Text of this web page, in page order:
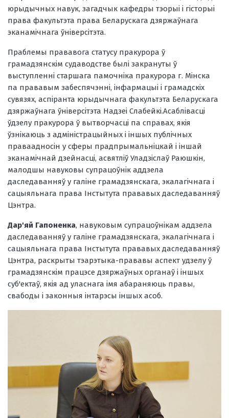
юрыдычных навук, загадчык кафедры тэорыі і гісторыі
права факультэта права Беларускага дзяржаўнага
эканамічнага ўніверсітэта.
Праблемы прававога статусу пракурора ў
грамадзянскім судаводстве былі закрануты ў
выступленні старшага памочніка пракурора г. Мінска
па прававым забеспячэнні, інфармацыі і грамадскіх
сувязях, аспіранта юрыдычнага факультэта Беларускага
дзяржаўнага ўніверсітэта Надзеі Слабейкі.Асаблівасці
ўдзелу пракурора ў вытворчасці па справах, якія
ўзнікаюць з адміністрацыйных і іншых публічных
праваадносін у сферы прадпрымальніцкай і іншай
эканамічнай дзейнасці, асвятліў Уладзіслаў Раюшкін,
малодшы навуковы супрацоўнік аддзела
даследаванняў у галіне грамадзянскага, экалагічнага і
сацыяльнага права Інстытута прававых даследаванняў
Цэнтра.
Дар'яй Гапоненка, навуковым супрацоўнікам аддзела
даследаванняў у галіне грамадзянскага, экалагічнага і
сацыяльнага права Інстытута прававых даследаванняў
Цэнтра, раскрыты тэарэтыка-прававы аспект удзелу ў
грамадзянскім працэсе дзяржаўных органаў і іншых
суб'ектаў, якія ад уласнага імя абараняюць правы,
свабоды і законныя інтарэсы іншых асоб.